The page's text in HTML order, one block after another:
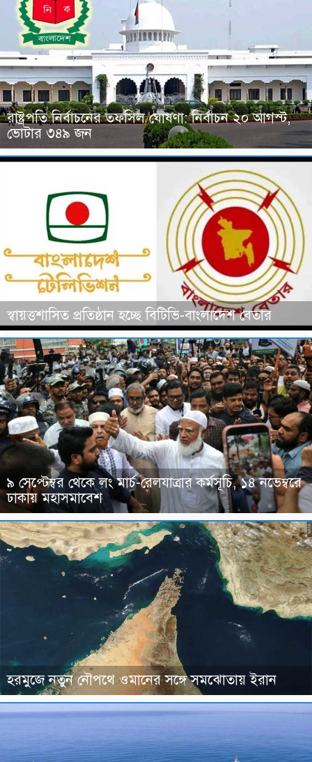
রাষ্ট্রপতি নির্বাচনের তফসিল ঘোষণা: নির্বাচন ২০ আগস্ট,
ভোটার ৩৪৯ জন
স্বায়ত্তশাসিত প্রতিষ্ঠান হচ্ছে বিটিভি-বাংলাদেশ বেতার
৯ সেপ্টেম্বর থেকে লং মার্চ-রেলযাত্রার কর্মসূচি, ১৪ নভেম্বরে
ঢাকায় মহাসমাবেশ
হরমুজে নতুন নৌপথে ওমানের সঙ্গে সমঝোতায় ইরান